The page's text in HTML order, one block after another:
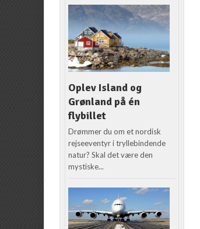
Oplev Island og
Grønland på én
flybillet
Drømmer du om et nordisk
rejseeventyr i tryllebindende
natur? Skal det være den
mystiske...